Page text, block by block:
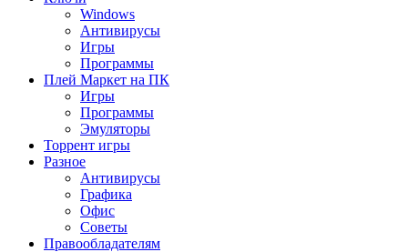
Windows
Антивирусы
Игры
Программы
Плей Маркет на ПК
Игры
Программы
Эмуляторы
Торрент игры
Разное
Антивирусы
Графика
Офис
Советы
Правообладателям